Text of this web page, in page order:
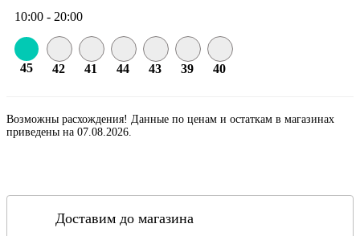
10:00 - 20:00
45 42 41 44 43 39 40
Возможны расхождения! Данные по ценам и остаткам в магазинах
приведены на 07.08.2026.
Доставим до магазина